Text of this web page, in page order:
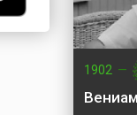
1902 —